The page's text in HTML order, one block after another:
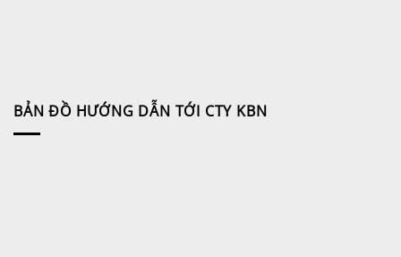
BẢN ĐỒ HƯỚNG DẪN TỚI CTY KBN